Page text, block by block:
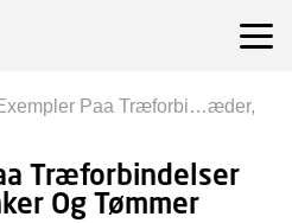
Paa Træforbi…æder,
Træforbindelser
Og Tømmer